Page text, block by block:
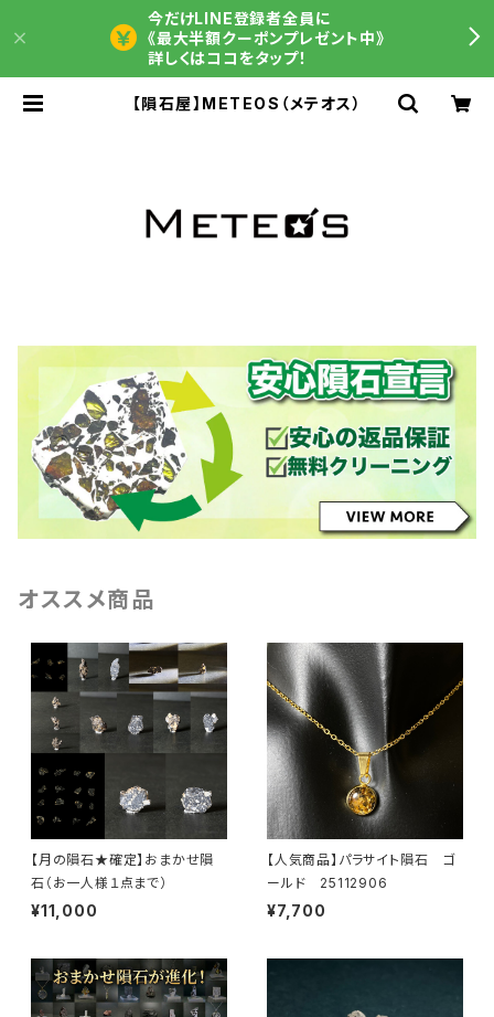
今だけLINE登録者全員に
《最大半額クーポンプレゼント中》
詳しくはココをタップ！
【隕石屋】METEOS（メテオス）
オススメ商品
【月の隕石★確定】おまかせ隕
石（お一人様１点まで）
¥11,000
【人気商品】パラサイト隕石 ゴ
ールド 25112906
¥7,700